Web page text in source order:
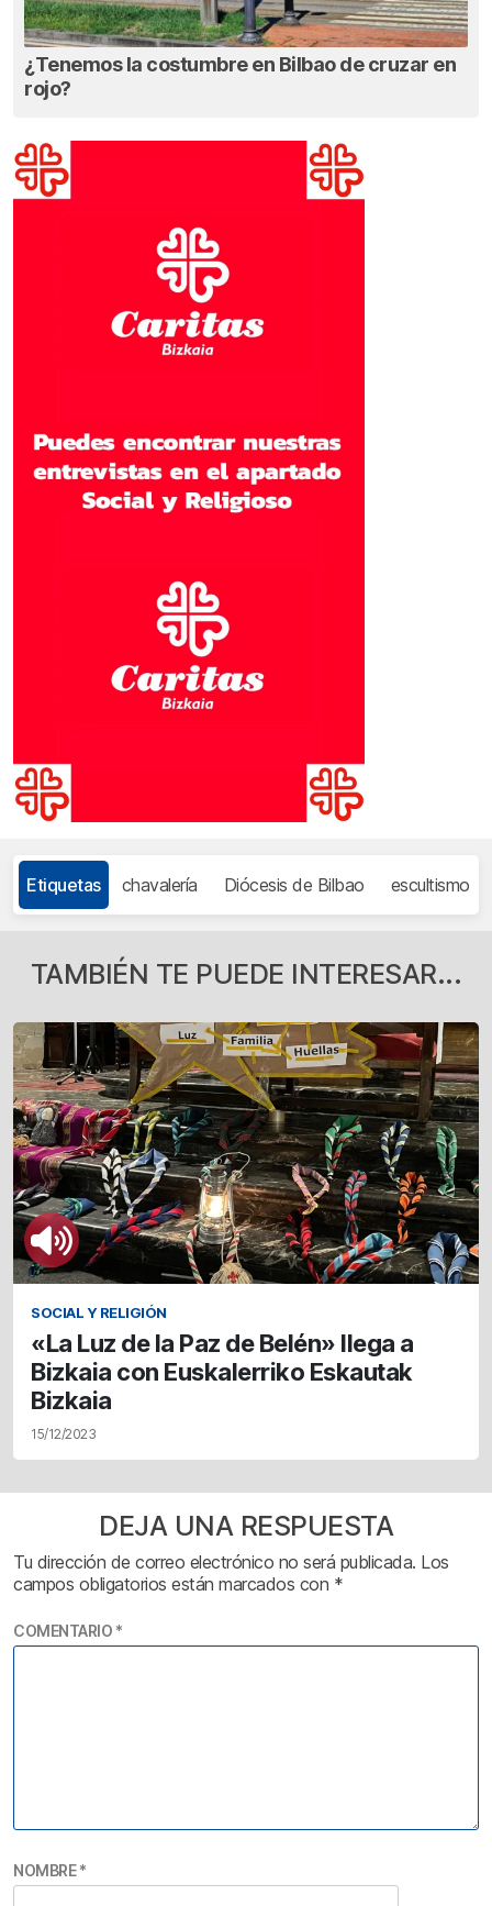
¿Tenemos la costumbre en Bilbao de cruzar en
rojo?
Etiquetas chavalería Diócesis de Bilbao escultismo
TAMBIÉN TE PUEDE INTERESAR...
SOCIAL Y RELIGIÓN
«La Luz de la Paz de Belén» llega a
Bizkaia con Euskalerriko Eskautak
Bizkaia
15/12/2023
DEJA UNA RESPUESTA
Tu dirección de correo electrónico no será publicada. Los
campos obligatorios están marcados con *
COMENTARIO *
NOMBRE*